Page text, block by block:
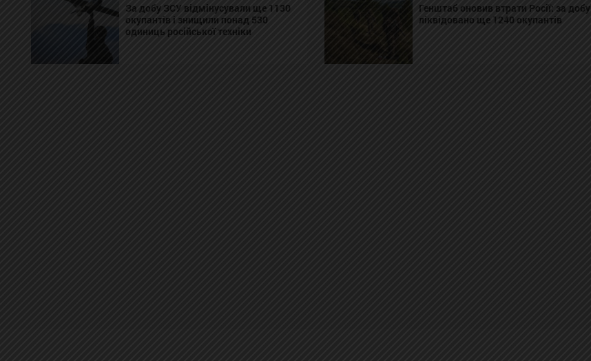
За добу ЗСУ відмінусували ще 1130
окупантів і знищили понад 530
одиниць російської техніки
Генштаб оновив втрати Росії: за добу
ліквідовано ще 1240 окупантів